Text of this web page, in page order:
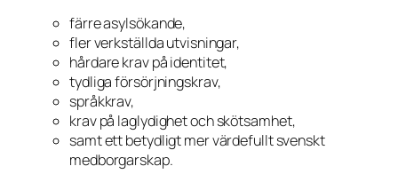
färre asylsökande,
fler verkställda utvisningar,
hårdare krav på identitet,
tydliga försörjningskrav,
språkkrav,
krav på laglydighet och skötsamhet,
samt ett betydligt mer värdefullt svenskt
medborgarskap.